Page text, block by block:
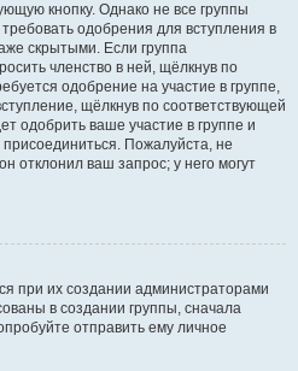
кнопку. Однако не все группы
одобрения для вступления в
скрытыми. Если группа
членство в ней, щёлкнув по
одобрение на участие в группе,
щёлкнув по соответствующей
одобрить ваше участие в группе и
Пожалуйста, не
отклонил ваш запрос; у него могут
при их создании администраторами
в создании группы, сначала
отправить ему личное